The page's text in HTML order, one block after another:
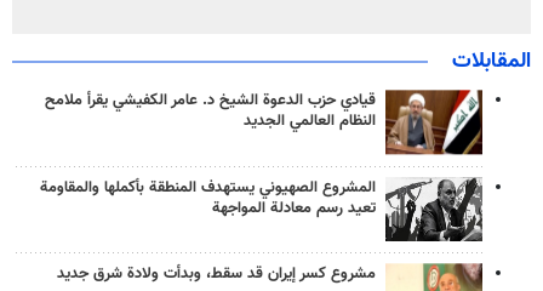
المقابلات
قيادي حزب الدعوة الشيخ د. عامر الكفيشي يقرأ ملامح
النظام العالمي الجديد
المشروع الصهيوني يستهدف المنطقة بأكملها والمقاومة
تعيد رسم معادلة المواجهة
مشروع كسر إيران قد سقط، وبدأت ولادة شرق جديد